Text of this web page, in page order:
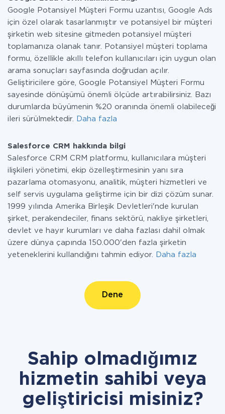
Google Potansiyel Müşteri Formu uzantısı, Google Ads
için özel olarak tasarlanmıştır ve potansiyel bir müşteri
şirketin web sitesine gitmeden potansiyel müşteri
toplamanıza olanak tanır. Potansiyel müşteri toplama
formu, özellikle akıllı telefon kullanıcıları için uygun olan
arama sonuçları sayfasında doğrudan açılır.
Geliştiricilere göre, Google Potansiyel Müşteri Formu
sayesinde dönüşümü önemli ölçüde artırabilirsiniz. Bazı
durumlarda büyümenin %20 oranında önemli olabileceği
ileri sürülmektedir.
Daha fazla
Salesforce CRM hakkında bilgi
Salesforce CRM CRM platformu, kullanıcılara müşteri
ilişkileri yönetimi, ekip özelleştirmesinin yanı sıra
pazarlama otomasyonu, analitik, müşteri hizmetleri ve
self servis uygulama geliştirme için bir dizi çözüm sunar.
1999 yılında Amerika Birleşik Devletleri'nde kurulan
şirket, perakendeciler, finans sektörü, nakliye şirketleri,
devlet ve hayır kurumları ve daha fazlası dahil olmak
üzere dünya çapında 150.000'den fazla şirketin
yeteneklerini kullandığını tahmin ediyor.
Daha fazla
Dene
Sahip olmadığımız
hizmetin sahibi veya
geliştiricisi misiniz?